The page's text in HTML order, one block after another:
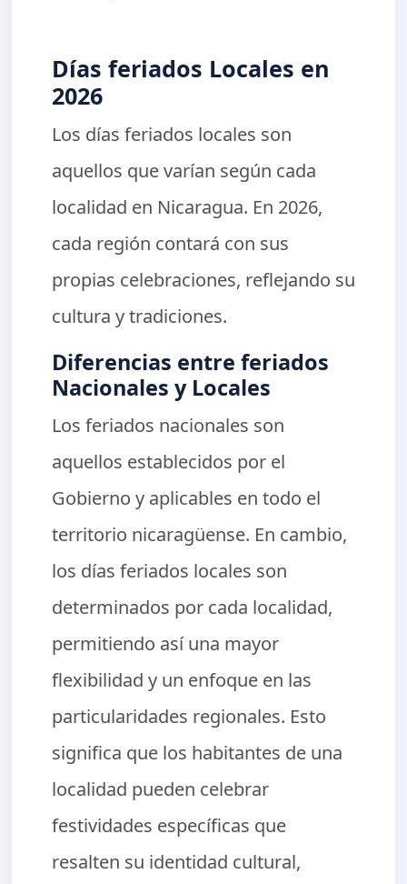
Días feriados Locales en
2026
Los días feriados locales son
aquellos que varían según cada
localidad en Nicaragua. En 2026,
cada región contará con sus
propias celebraciones, reflejando su
cultura y tradiciones.
Diferencias entre feriados
Nacionales y Locales
Los feriados nacionales son
aquellos establecidos por el
Gobierno y aplicables en todo el
territorio nicaragüense. En cambio,
los días feriados locales son
determinados por cada localidad,
permitiendo así una mayor
flexibilidad y un enfoque en las
particularidades regionales. Esto
significa que los habitantes de una
localidad pueden celebrar
festividades específicas que
resalten su identidad cultural,